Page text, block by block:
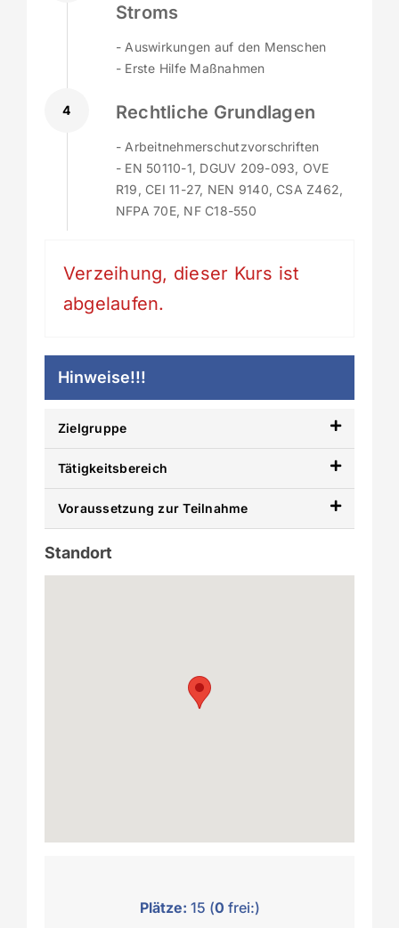
Stroms
- Auswirkungen auf den Menschen
- Erste Hilfe Maßnahmen
4 Rechtliche Grundlagen
- Arbeitnehmerschutzvorschriften
- EN 50110-1, DGUV 209-093, OVE
R19, CEI 11-27, NEN 9140, CSA Z462,
NFPA 70E, NF C18-550
Verzeihung, dieser Kurs ist
abgelaufen.
Hinweise!!!
Zielgruppe
Tätigkeitsbereich
Voraussetzung zur Teilnahme
Standort
Plätze: 15 (0 frei:)